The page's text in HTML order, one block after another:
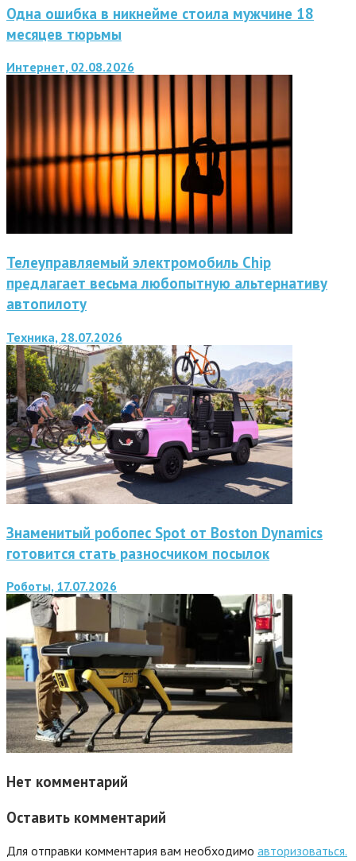
Одна ошибка в никнейме стоила мужчине 18
месяцев тюрьмы
Интернет, 02.08.2026
Телеуправляемый электромобиль Chip
предлагает весьма любопытную альтернативу
автопилоту
Техника, 28.07.2026
Знаменитый робопес Spot от Boston Dynamics
готовится стать разносчиком посылок
Роботы, 17.07.2026
Нет комментарий
Оставить комментарий
Для отправки комментария вам необходимо авторизоваться.